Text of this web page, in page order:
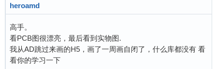
heroamd
高手。
看PCB图很漂亮，最后看到实物图.
我从AD跳过来画的H5，画了一周画自闭了，什么库都没有 看
看你的学习一下